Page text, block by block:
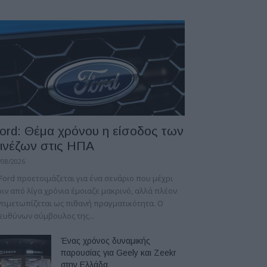
Θέμα χρόνου η είσοδος των
στις ΗΠΑ
2026
προετοιμάζεται για ένα σενάριο που μέχρι
από λίγα χρόνια έμοιαζε μακρινό, αλλά πλέον
ως πιθανή πραγματικότητα. Ο
σύμβουλος της...
Ένας χρόνος δυναμικής
παρουσίας για Geely και Zeekr
στην Ελλάδα